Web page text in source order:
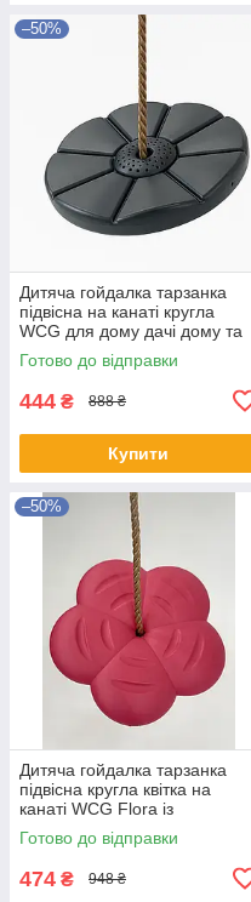
–50%
Дитяча гойдалка тарзанка
підвісна на канаті кругла
WCG для дому дачі дому та
ігрового майданчику
Графітовий
Готово до відправки
444 ₴ 888 ₴
Купити
–50%
Дитяча гойдалка тарзанка
підвісна кругла квітка на
канаті WCG Flora із
регульованою висотою для
саду Рожевий
Готово до відправки
474 ₴ 948 ₴